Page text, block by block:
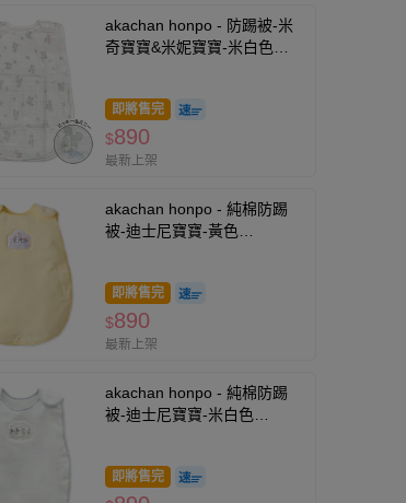
akachan honpo - 防踢被-米
奇寶寶&米妮寶寶-米白色
即將售完
$890
最新上架
akachan honpo - 純棉防踢
被-迪士尼寶寶-黃色
即將售完
$890
最新上架
akachan honpo - 純棉防踢
被-迪士尼寶寶-米白色
即將售完